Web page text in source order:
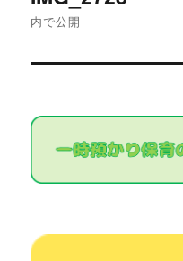
稿
ゲ
ョ
内で公開